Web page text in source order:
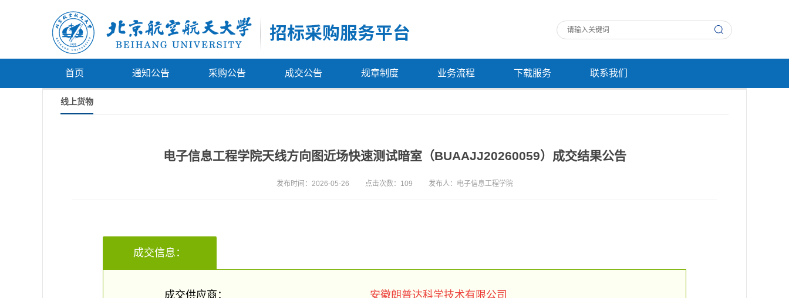
首页 通知公告 采购公告 成交公告 规章制度 业务流程 下载服务 联系我们
线上货物
电子信息工程学院天线方向图近场快速测试暗室（BUAAJJ20260059）成交结果公告
发布时间：2026-05-26 点击次数： 109 发布人：电子信息工程学院
成交信息：
成交供应商：
安徽朗普达科学技术有限公司